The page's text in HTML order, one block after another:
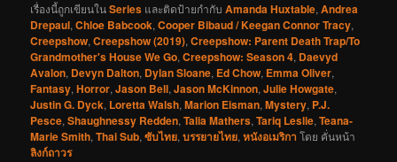
เรื่องนี้ถูกเขียนในSeries และติดป้ายกำกับAmanda Huxtable,Andrea
Drepaul,Chloe Babcook,Cooper Bibaud / Keegan Connor Tracy,
Creepshow,Creepshow (2019),Creepshow: Parent Death Trap/To
Grandmother's House We Go,Creepshow: Season 4, Daevyd
Avalon, Devyn Dalton, Dylan Sloane, Ed Chow, Emma Oliver,
Fantasy,Horror,Jason Bell,Jason McKinnon,Julie Howgate,
Justin G. Dyck, Loretta Walsh,Marion Eisman,Mystery, P.J.
Pesce,Shaughnessy Redden,Talia Mathers,Tariq Leslie,Teana-
Marie Smith,Thai Sub,ซับไทย,บรรยายไทย,หนังอเมริกา โดย คั่นหน้า
ลิงก์ถาวร